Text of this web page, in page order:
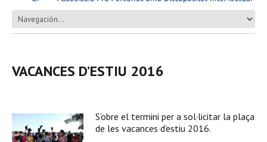
VACANCES D’ESTIU 2016
S’obre el termini per a sol·licitar la plaça
de les vacances d’estiu 2016.